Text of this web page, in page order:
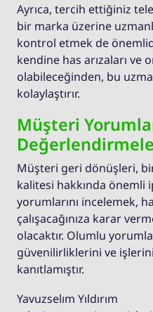
Ayrıca, tercih ettiğiniz
bir marka üzerine
kontrol etmek de
kendine has arızaları ve
olabileceğinden, bu
kolaylaştırır.
Müşteri
Müşteri geri dönüşleri,
kalitesi hakkında önemli
yorumlarını incelemek,
çalışacağınıza karar
olacaktır. Olumlu
güvenilirliklerini ve
kanıtlamıştır.
Yavuzselım Yıldırım